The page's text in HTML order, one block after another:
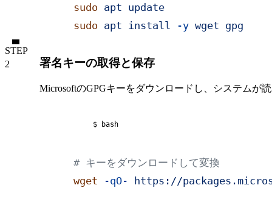
sudo apt update
sudo apt install -y wget gpg
STEP
署名キーの取得と保存
MicrosoftのGPGキーをダウンロードし、システムが
$ bash
# キーをダウンロードして変換
wget -qO- https://